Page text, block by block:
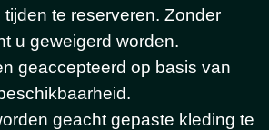
tijden te reserveren. Zonder
u geweigerd worden.
geaccepteerd op basis van
geacht gepaste kleding te